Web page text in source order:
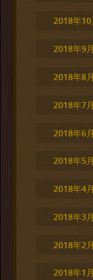
2018年10
2018年9月
2018年8月
2018年7月
2018年6月
2018年5月
2018年4月
2018年3月
2018年2月
2018年1月